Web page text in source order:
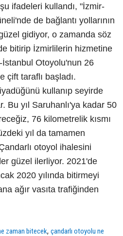
ifadeleri kullandı, "İzmir-
de bağlantı yollarının
gidiyor, o zamanda söz
bitirip İzmirlilerin hizmetine
Otoyolu'nun 26
çift taraflı başladı.
kullanıp seyirde
Bu yıl Saruhanlı'ya kadar 50
76 kilometrelik kısmı
yıl da tamamen
otoyol ihalesini
güzel ilerliyor. 2021'de
2020 yılında bitirmeyi
ağır vasıta trafiğinden
zaman bitecek,çandarlı otoyolu ne